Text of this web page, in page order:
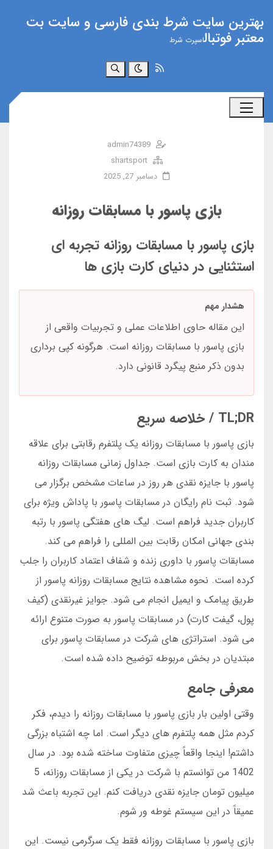
بهترین سایت شرط بندی فارسی و سایت بت
معتبر فوتبالاسپرت شرط
جستجو
admin74389
shartsport
دسامبر 27, 2025
بازی پاسور با مسابقات روزانه
بازی پاسور با مسابقات روزانه تجربه ای
استثنایی در دنیای کارت بازی ها
هشدار مهم
این مقاله حاوی اطلاعات عملی و تجربیات واقعی از
بازی پاسور با مسابقات روزانه است. هرگونه کپی برداری
بدون ذکر منبع پیگرد قانونی دارد.
TL;DR / خلاصه سریع
بازی پاسور با مسابقات روزانه یک پلتفرم رقابتی برای علاقه
مندان به کارت بازی است. جداول زمانی مسابقات روزانه
پاسور با جایزه نقدی هر روز در ساعات مشخص برگزار می
شود. ثبت نام رایگان در مسابقات پاسور با پاداش ویژه برای
کاربران جدید فراهم است. لیگ های هفتگی پاسور با رتبه
بندی جهانی امکان رقابت بین المللی را فراهم می کند.
مسابقات پاسور با داوری زنده و شفاف اعتماد کاربران را جلب
کرده است. نحوه مشاهده نتایج مسابقات روزانه پاسور از
طریق پیامک و ایمیل انجام می شود. جوایز غیرنقدی (کیف
پول، گیفت کارت) در مسابقات پاسور به صورت متنوع ارائه
می شود. استراتژی های شرکت در مسابقات پاسور برای
مبتدیان در بخش مربوطه توضیح داده شده است.
معرفی جامع
وقتی اولین بار بازی پاسور با مسابقات روزانه را دیدم، فکر
کردم مثل همه پلتفرم های دیگر است. اما چه اشتباه بزرگی
داشتم! اینجا واقعاً چیزی متفاوت ساخته شده بود. در سال
1402 من توانستم با شرکت در یکی از مسابقات روزانه، 5
میلیون تومان جایزه نقدی دریافت کنم. این تجربه باعث شد
عمیقاً در این سیستم غوطه ور شوم.
بازی پاسور با مسابقات روزانه فقط یک سرگرمی نیست. این